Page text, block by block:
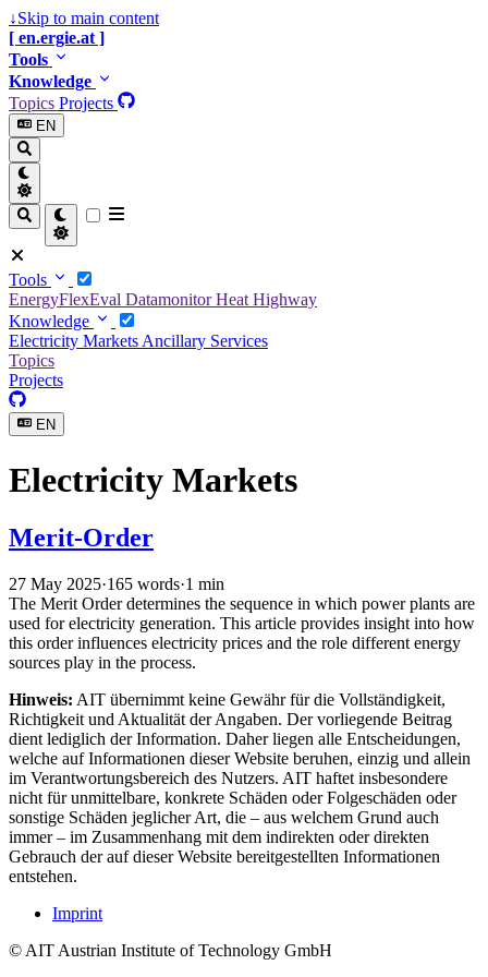
↓Skip to main content
en.ergie.at
Tools
Knowledge
Topics Projects
EN
Tools
EnergyFlexEval DatamonitorHeat Highway
Knowledge
Electricity Markets Ancillary Services
Topics
Projects
EN
Electricity Markets
Merit-Order
27 May 2025·165 words·1 min
The Merit Order determines the sequence in which power plants are
used for electricity generation. This article provides insight into how
this order influences electricity prices and the role different energy
sources play in the process.
Hinweis: AIT übernimmt keine Gewähr für die Vollständigkeit,
Richtigkeit und Aktualität der Angaben. Der vorliegende Beitrag
dient lediglich der Information. Daher liegen alle Entscheidungen,
welche auf Informationen dieser Website beruhen, einzig und allein
im Verantwortungsbereich des Nutzers. AIT haftet insbesondere
nicht für unmittelbare, konkrete Schäden oder Folgeschäden oder
sonstige Schäden jeglicher Art, die – aus welchem Grund auch
immer – im Zusammenhang mit dem indirekten oder direkten
Gebrauch der auf dieser Website bereitgestellten Informationen
entstehen.
Imprint
© AIT Austrian Institute of Technology GmbH